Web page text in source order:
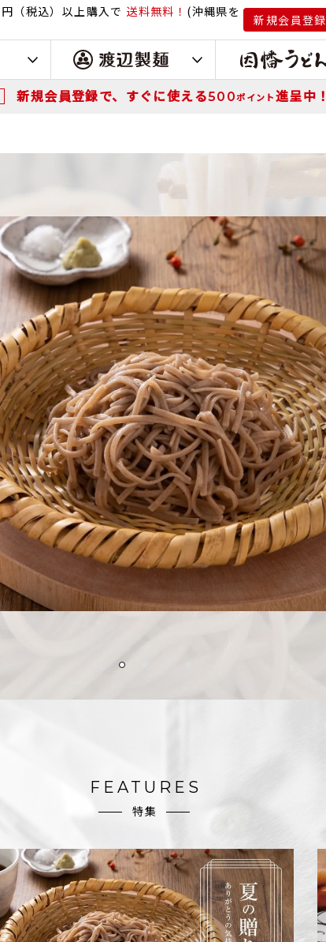
円（税込） 以上購入で 送料無料！ (沖縄県を
新規会員登録
新規会員登録で、すぐに使える500ポイント進呈中！
FEATURES
特集